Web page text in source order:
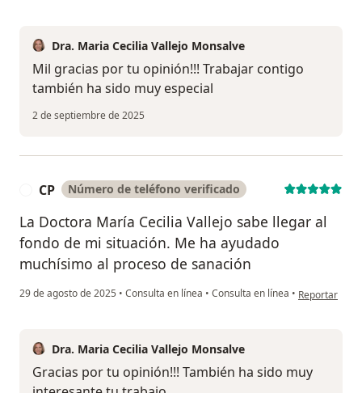
Dra. Maria Cecilia Vallejo Monsalve
Mil gracias por tu opinión!!! Trabajar contigo
también ha sido muy especial
2 de septiembre de 2025
CP Número de teléfono verificado
La Doctora María Cecilia Vallejo sabe llegar al
fondo de mi situación. Me ha ayudado
muchísimo al proceso de sanación
29 de agosto de 2025 • Consulta en línea • Consulta en línea • en opinión
Reportar
Dra. Maria Cecilia Vallejo Monsalve
Gracias por tu opinión!!! También ha sido muy